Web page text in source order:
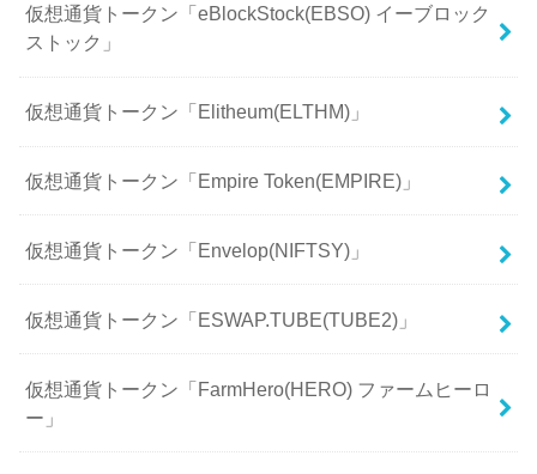
仮想通貨トークン「eBlockStock(EBSO) イーブロック
ストック」
仮想通貨トークン「Elitheum(ELTHM)」
仮想通貨トークン「Empire Token(EMPIRE)」
仮想通貨トークン「Envelop(NIFTSY)」
仮想通貨トークン「ESWAP.TUBE(TUBE2)」
仮想通貨トークン「FarmHero(HERO) ファームヒーロ
ー」